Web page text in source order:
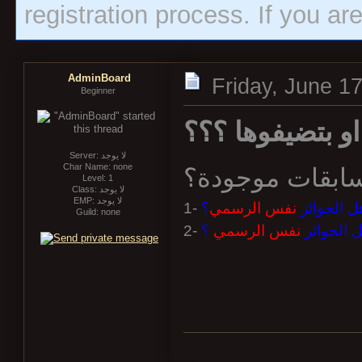
registration process. If you
AdminBoard
Beginner
Server: لا يوجد
Char Name: none
Level: 1
Class: لا يوجد
EMP: لا يوجد
Guild: none
Friday, June
بتضيفوها ؟؟؟
موجودة؟
1- الجوائز نفس الرسمي؟
2-
نفس الرسمي ؟